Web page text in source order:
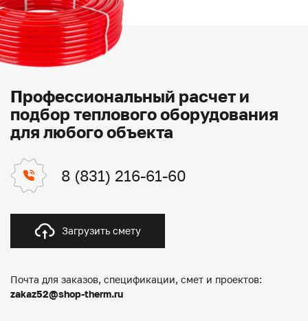
Профессиональный расчет и
подбор теплового оборудования
для любого объекта
8 (831) 216-61-60
Загрузить смету
Почта для заказов, спецификации, смет и проектов:
zakaz52@shop-therm.ru